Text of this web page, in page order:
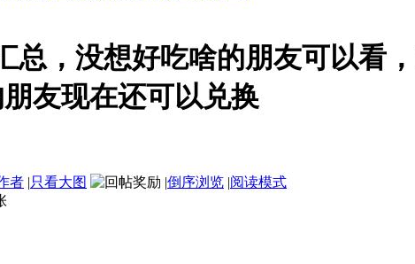
总，没想好吃啥的朋友可以看
友现在还可以兑换
者 |只看大图 |倒序浏览 |阅读模式